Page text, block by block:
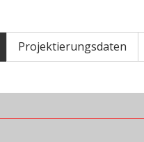
Projektierungsdaten